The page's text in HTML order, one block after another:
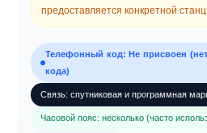
предоставляется конкретной
Телефонный код: Не присвоен
кода)
Связь: спутниковая и программная
Часовой пояс: несколько (часто